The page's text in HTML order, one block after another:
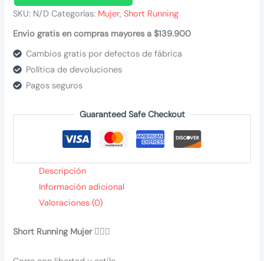
SKU: N/D Categorías: Mujer,Short Running
Envio gratis en compras mayores a $139.900
Cambios gratis por defectos de fábrica
Política de devoluciones
Pagos seguros
Guaranteed Safe Checkout
Descripción
Información adicional
Valoraciones (0)
Short Running Mujer 🏃‍♀️✨